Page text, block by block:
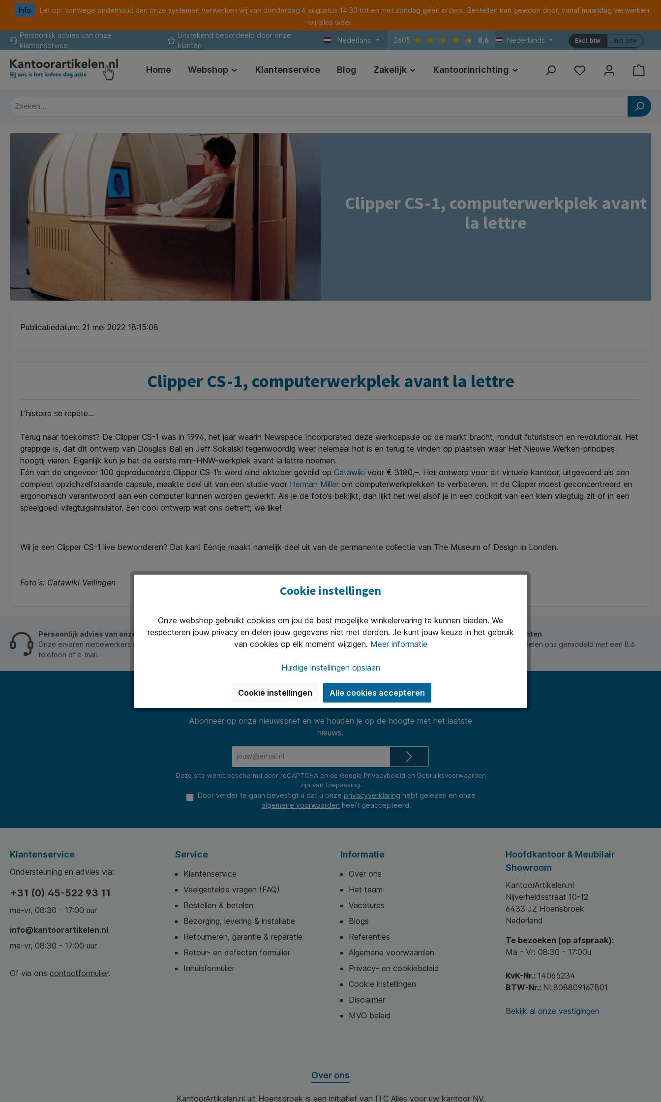
Ga naar de hoofdnavigatie
Info
Let op: vanwege onderhoud aan onze systemen verwerken wij van donderdag 6 augustus 14:30 tot en met zondag géén orders. Bestellen kan gewoon door, vanaf maandag verwerken
wij alles weer.
Persoonlijk advies van onze
klantenservice
Uitstekend beoordeeld door onze
klanten
Nederland 2605 8,6 Nederlands Incl. btw
Excl. btw
Home Webshop Klantenservice Blog Zakelijk Kantoorinrichting Print Referenties
Clipper CS-1, computerwerkplek avant
la lettre
Publicatiedatum: 21 mei 2022 18:15:08
Clipper CS-1, computerwerkplek avant la lettre
L’histoire se répète…
Terug naar toekomst? De Clipper CS-1 was in 1994, het jaar waarin Newspace Incorporated deze werkcapsule op de markt bracht, ronduit futuristisch en revolutionair. Het
grappige is, dat dit ontwerp van Douglas Ball en Jeff Sokalski tegenwoordig weer helemaal hot is en terug te vinden op plaatsen waar Het Nieuwe Werken-principes
hoogtij vieren. Eigenlijk kun je het de eerste mini-HNW-werkplek avant la lettre noemen.
Eén van de ongeveer 100 geproduceerde Clipper CS-1’s werd eind oktober geveild op Catawiki voor € 3180,–. Het ontwerp voor dit virtuele kantoor, uitgevoerd als een
compleet opzichzelfstaande capsule, maakte deel uit van een studie voor Herman Miller om computerwerkplekken te verbeteren. In de Clipper moest geconcentreerd en
ergonomisch verantwoord aan een computer kunnen worden gewerkt. Als je de foto’s bekijkt, dan lijkt het wel alsof je in een cockpit van een klein vliegtuig zit of in een
speelgoed-vliegtuigsimulator. Een cool ontwerp wat ons betreft; we like!
Wil je een Clipper CS-1 live bewonderen? Dat kan! Eéntje maakt namelijk deel uit van de permanente collectie van The Museum of Design in Londen.
Foto's: Catawiki Veilingen
Persoonlijk advies van onze klantenservice
Onze ervaren medewerkers staan je graag op werkdagen van 8.30 tot 17.00 te woord per
telefoon of e-mail.
Uitstekend beoordeeld door onze klanten
Onze klanten waarderen ons en beoordelen ons gemiddeld met een 8.6
Nieuwsbrief
Abonneer op onze nieuwsbrief en we houden je op de hoogte met het laatste
nieuws.
Deze site wordt beschermd door reCAPTCHA en de Google Privacybeleid en Gebruiksvoorwaarden
zijn van toepassing.
Door verder te gaan bevestigt u dat u onze privacyverklaring hebt gelezen en onze
algemene voorwaarden heeft geaccepteerd.
Klantenservice
Ondersteuning en advies via:
+31 (0) 45-522 93 11
ma-vr, 08:30 - 17:00 uur
info@kantoorartikelen.nl
ma-vr, 08:30 - 17:00 uur
Of via ons contactformulier.
Service
Klantenservice
Veelgestelde vragen (FAQ)
Bestellen & betalen
Bezorging, levering & installatie
Retourneren, garantie & reparatie
Retour- en defecten formulier
Inhuisformulier
Informatie
Over ons
Het team
Vacatures
Blogs
Referenties
Algemene voorwaarden
Privacy- en cookiebeleid
Cookie instellingen
Disclaimer
MVO beleid
Hoofdkantoor & Meubilair
Showroom
KantoorArtikelen.nl
Nijverheidsstraat 10-12
6433 JZ Hoensbroek
Nederland
Te bezoeken (op afspraak):
Ma - Vr: 08:30 - 17:00u
KvK-Nr.: 14065234
BTW-Nr.: NL808809167B01
Bekijk al onze vestigingen
Over ons
KantoorArtikelen.nl uit Hoensbroek is een initiatief van ITC Alles voor uw kantoor NV.
Cookie instellingen
Onze webshop gebruikt cookies om jou de best mogelijke winkelervaring te kunnen bieden. We
respecteren jouw privacy en delen jouw gegevens niet met derden. Je kunt jouw keuze in het gebruik
van cookies op elk moment wijzigen. Meer informatie
Huidige instellingen opslaan
Cookie instellingen Alle cookies accepteren